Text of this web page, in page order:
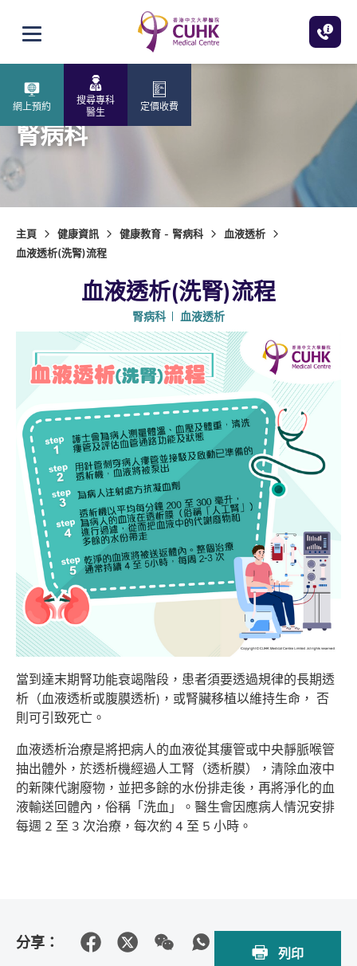
打開選單
網上預約
搜尋專科
醫生
定價收費
腎病科
主頁 健康資訊 健康教育 - 腎病科
血液透析
血液透析(洗腎)流程
血液透析(洗腎)流程
腎病科 血液透析
當到達末期腎功能衰竭階段，患者須要透過規律的長期透
析（血液透析或腹膜透析)，或腎臟移植以維持生命， 否
則可引致死亡。
血液透析治療是將把病人的血液從其瘻管或中央靜脈喉管
抽出體外，於透析機經過人工腎（透析膜），清除血液中
的新陳代謝廢物，並把多餘的水份排走後，再將淨化的血
液輸送回體內，俗稱「洗血」。醫生會因應病人情況安排
每週 2 至 3 次治療，每次約 4 至 5 小時。
分享：
列印